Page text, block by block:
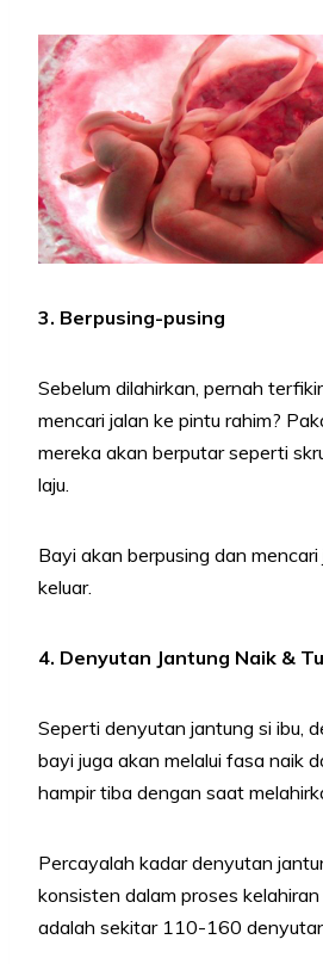
3. Berpusing-pusing
Sebelum dilahirkan, pernah
mencari jalan ke pintu rahim?
mereka akan berputar seperti
laju.
Bayi akan berpusing dan
keluar.
4. Denyutan Jantung Naik &
Seperti denyutan jantung si ibu,
bayi juga akan melalui fasa naik
hampir tiba dengan saat
Percayalah kadar denyutan
konsisten dalam proses
adalah sekitar 110-160